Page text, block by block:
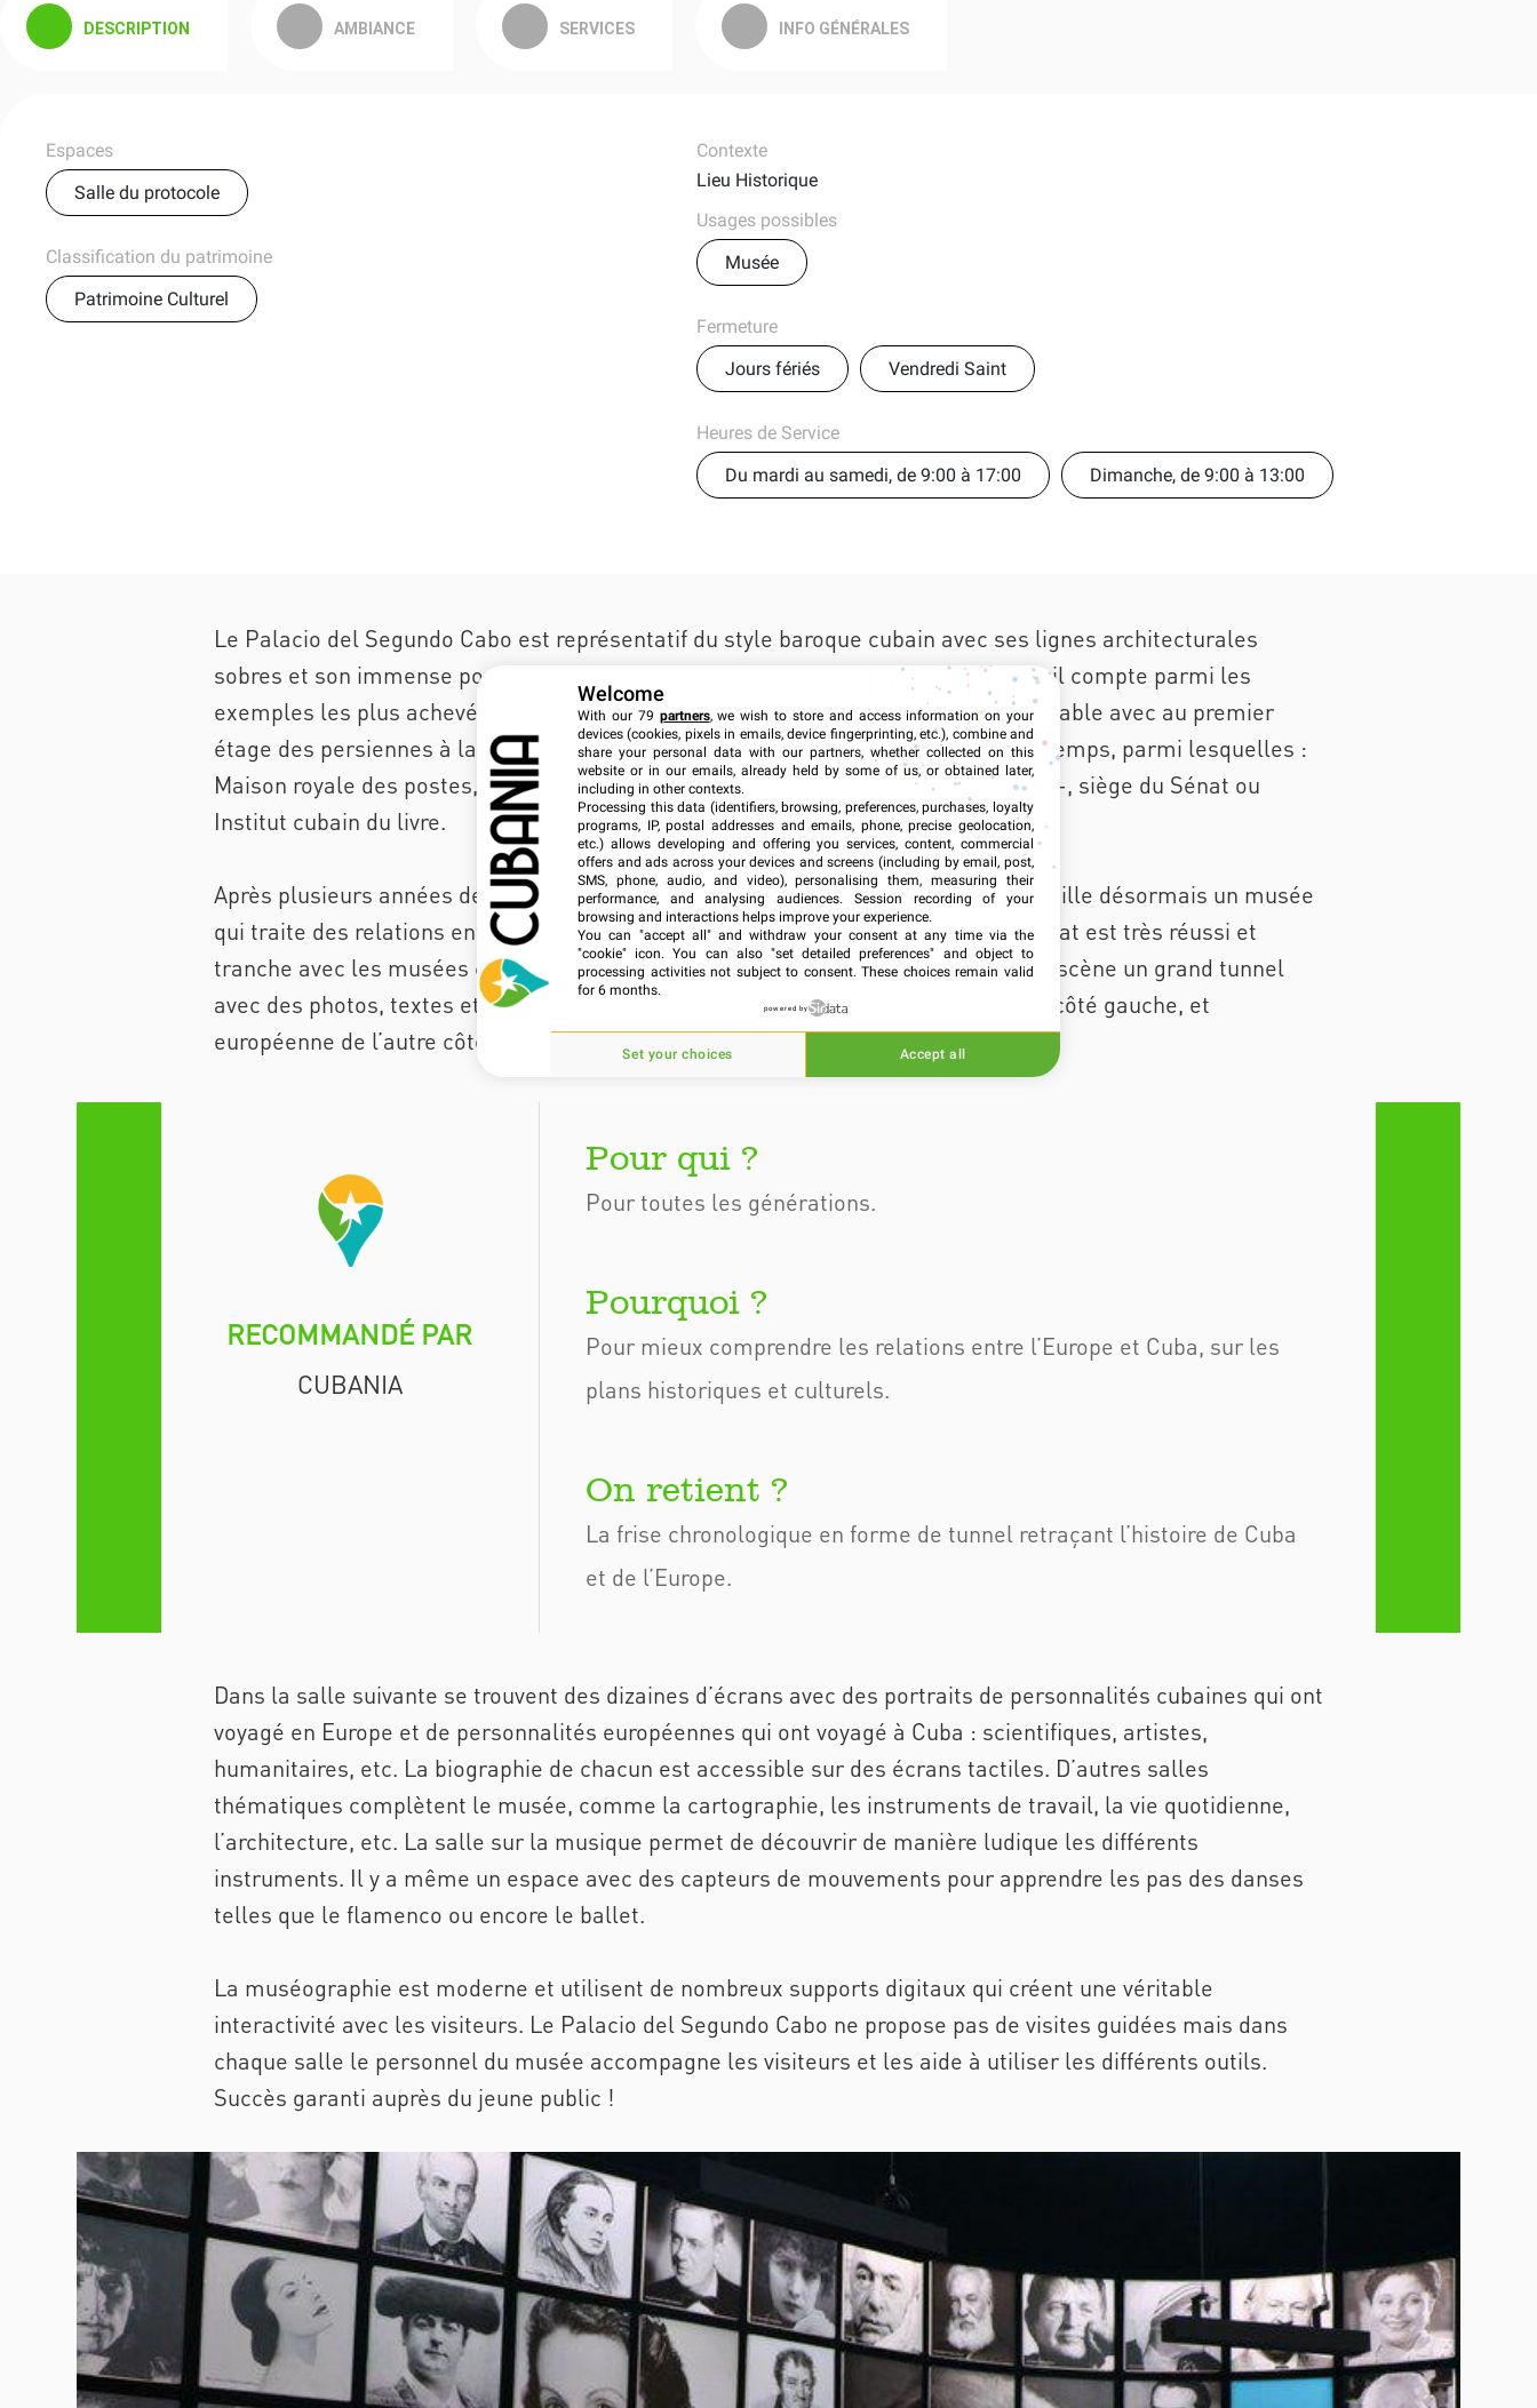
DESCRIPTION AMBIANCE SERVICES INFO GÉNÉRALES
Espaces
Salle du protocole
Classification du patrimoine
Patrimoine Culturel
Contexte
Lieu Historique
Usages possibles
Musée
Fermeture
Jours fériés
Vendredi Saint
Heures de Service
Du mardi au samedi, de 9:00 à 17:00
Dimanche, de 9:00 à 13:00
Le Palacio del Segundo Cabo est représentatif du style baroque cubain avec ses lignes architecturales
sobres et son immense porche encadré de colonnes. Construit entre 1770 et 1791, il compte parmi les
exemples les plus achevés d’architecture coloniale. Le patio intérieur est très agréable avec au premier
étage des persiennes à la française. Il a eu de nombreuses fonctions au cours du temps, parmi lesquelles :
Maison royale des postes, résidence du vice-gouverneur - qui lui a donné son nom -, siège du Sénat ou
Institut cubain du livre.
Après plusieurs années de travaux, subventionnée par l’Union Européenne, il accueille désormais un musée
qui traite des relations entre l’Europe et Cuba depuis plus de cinq siècles. Le résultat est très réussi et
tranche avec les musées classiques cubains. La deuxième salle du musée met en scène un grand tunnel
avec des photos, textes et voix pour synthétiser cinq siècles d’histoire, cubaine du côté gauche, et
européenne de l’autre côté.
Pour toutes les générations.
Pour mieux comprendre les relations entre l’Europe et Cuba, sur les
plans historiques et culturels.
La frise chronologique en forme de tunnel retraçant l’histoire de Cuba
et de l’Europe.
Dans la salle suivante se trouvent des dizaines d’écrans avec des portraits de personnalités cubaines qui ont
voyagé en Europe et de personnalités européennes qui ont voyagé à Cuba : scientifiques, artistes,
humanitaires, etc. La biographie de chacun est accessible sur des écrans tactiles. D’autres salles
thématiques complètent le musée, comme la cartographie, les instruments de travail, la vie quotidienne,
l’architecture, etc. La salle sur la musique permet de découvrir de manière ludique les différents
instruments. Il y a même un espace avec des capteurs de mouvements pour apprendre les pas des danses
telles que le flamenco ou encore le ballet.
La muséographie est moderne et utilisent de nombreux supports digitaux qui créent une véritable
interactivité avec les visiteurs. Le Palacio del Segundo Cabo ne propose pas de visites guidées mais dans
chaque salle le personnel du musée accompagne les visiteurs et les aide à utiliser les différents outils.
Succès garanti auprès du jeune public !
Welcome
With our 79 partners, we wish to store and access information on your
devices (cookies, pixels in emails, device fingerprinting, etc.), combine and
share your personal data with our partners, whether collected on this
website or in our emails, already held by some of us, or obtained later,
including in other contexts.
Processing this data (identifiers, browsing, preferences, purchases, loyalty
programs, IP, postal addresses and emails, phone, precise geolocation,
etc.) allows developing and offering you services, content, commercial
offers and ads across your devices and screens (including by email, post,
SMS, phone, audio, and video), personalising them, measuring their
performance, and analysing audiences. Session recording of your
browsing and interactions helps improve your experience.
You can "accept all" and withdraw your consent at any time via the
"cookie" icon. You can also "set detailed preferences" and object to
processing activities not subject to consent. These choices remain valid
for 6 months.
powered by
Set your choices Accept all